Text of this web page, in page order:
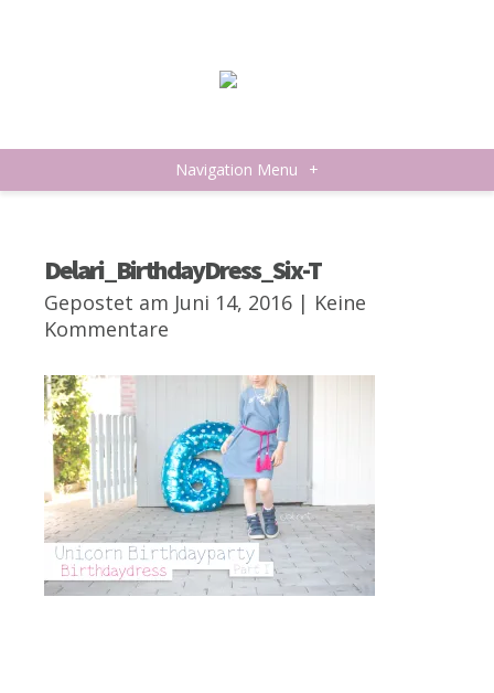
Navigation Menu +
Delari_BirthdayDress_Six-T
Gepostet am Juni 14, 2016 | Keine
Kommentare